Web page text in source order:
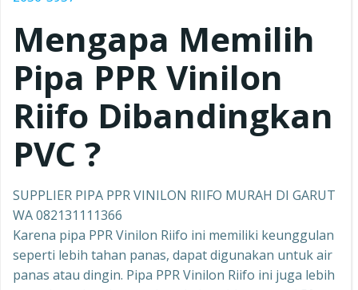
Mengapa Memilih
Pipa PPRVinilon
Riifo Dibandingkan
PVC ?
SUPPLIER PIPA PPR VINILON RIIFO MURAH DI GARUT
WA 082131111366
Karena pipa PPR Vinilon Riifo ini memiliki keunggulan
seperti lebih tahan panas, dapat digunakan untuk air
panas atau dingin. Pipa PPR Vinilon Riifo ini juga lebih